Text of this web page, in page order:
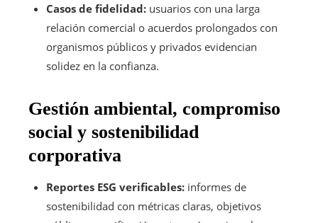
Casos de fidelidad: usuarios con una larga
relación comercial o acuerdos prolongados con
organismos públicos y privados evidencian
solidez en la confianza.
Gestión ambiental, compromiso
social y sostenibilidad
corporativa
Reportes ESG verificables: informes de
sostenibilidad con métricas claras, objetivos